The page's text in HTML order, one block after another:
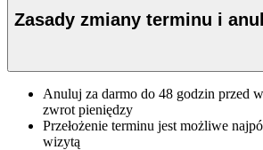
Zasady zmiany terminu i
Anuluj za darmo do 48 godzin przed
zwrot pieniędzy
Przełożenie terminu jest możliwe
wizytą